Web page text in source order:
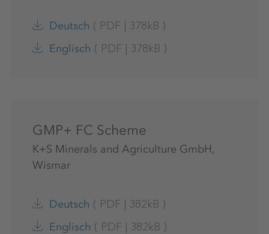
Deutsch ( PDF | 378kB )
Englisch ( PDF | 378kB )
GMP+ FC Scheme
K+S Minerals and Agriculture GmbH,
Wismar
Deutsch ( PDF | 382kB )
Englisch ( PDF | 382kB )